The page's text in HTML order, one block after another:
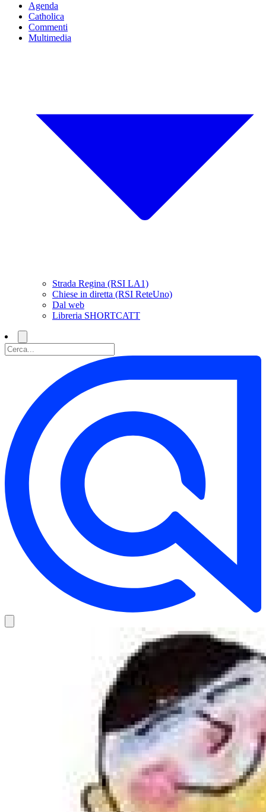
Agenda
Catholica
Commenti
Multimedia
Strada Regina (RSI LA1)
Chiese in diretta (RSI ReteUno)
Dal web
Libreria SHORTCATT